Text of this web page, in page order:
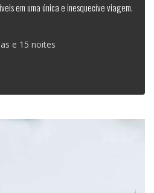
em uma única e inesquecíve viagem.
e 15 noites